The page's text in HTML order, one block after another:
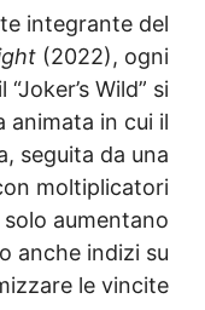
parte
Knight(2022),
il “Joker’s
animata in
bomba, seguita
Fall” con
non solo
anche
massimizzare le